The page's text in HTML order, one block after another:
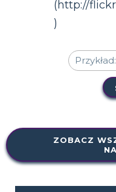
(http://
)
ZOBACZ